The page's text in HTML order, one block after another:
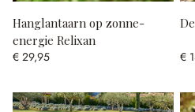
Hanglantaarn op zonne-
energie Relixan
€ 29,95
€